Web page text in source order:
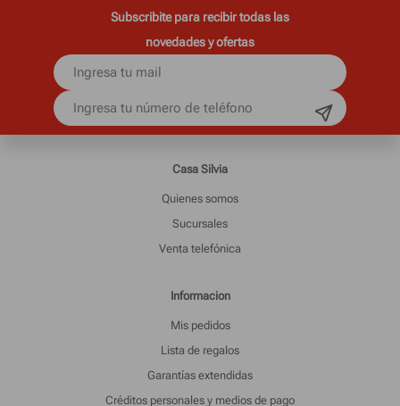
Subscribite para recibir todas las
novedades y ofertas
Casa Silvia
Quienes somos
Sucursales
Venta telefónica
Informacion
Mis pedidos
Lista de regalos
Garantías extendidas
Créditos personales y medios de pago